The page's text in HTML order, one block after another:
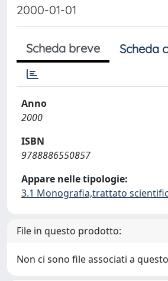
2000-01-01
Scheda breve Scheda
Anno
2000
ISBN
9788886550857
Appare nelle tipologie:
3.1 Monografia,trattato
File in questo prodotto:
Non ci sono file associati a